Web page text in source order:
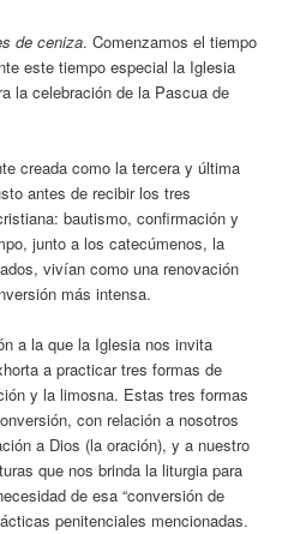
de ceniza. Comenzamos el tiempo
este tiempo especial la Iglesia
la celebración de la Pascua de
creada como la tercera y última
antes de recibir los tres
bautismo, confirmación y
junto a los catecúmenos, la
vivían como una renovación
más intensa.
a la que la Iglesia nos invita
a practicar tres formas de
y la limosna. Estas tres formas
con relación a nosotros
a Dios (la oración), y a nuestro
que nos brinda la liturgia para
de esa “conversión de
penitenciales mencionadas.